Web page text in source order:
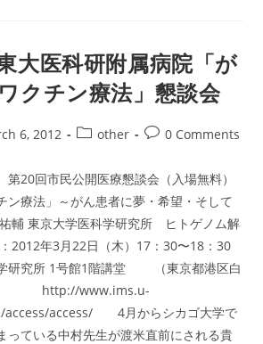
大医科研附属病院「が
クチン療法」懇談会
6, 2012
Postother
Post0 Comments
20回市民公開医療懇談会（入場無料）
ン療法」～がん患者に夢・希望・そして
輔 東京大学医科学研究所 ヒトゲノム解
2012年3月22日（木）17：30〜18：30
研究所 1号館1階講堂 （東京都港区白
http://www.ims.u-
access/access/ 4月からシカゴ大学で
っている中村先生が渡米直前にされる貴